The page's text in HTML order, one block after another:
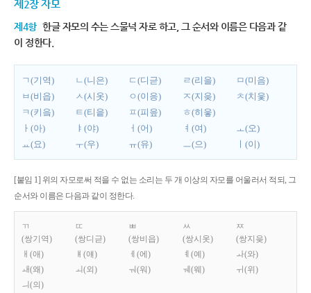
제2장 자모
제4항 한글 자모의 수는 스물넉 자로 하고, 그 순서와 이름은 다음과 같
이 정한다.
ㄱ(기역) ㄴ(니은) ㄷ(디귿) ㄹ(리을)
ㅁ(미음)
ㅂ(비읍)
ㅅ(시옷) ㅇ(이응) ㅈ(지읒)
ㅊ(치읓)
ㅋ(키읔)
ㅌ(티읕) ㅍ(피읖)
ㅎ(히읗)
ㅏ(아)
ㅑ(야) ㅓ(어) ㅕ(여)
ㅗ(오)
ㅛ(요)
ㅜ(우) ㅠ(유) ㅡ(으) ㅣ(이)
[붙임 1] 위의 자모로써 적을 수 없는 소리는 두 개 이상의 자모를 어울러서 적되, 그
순서와 이름은 다음과 같이 정한다.
ㄲ
(쌍기역)
ㄸ
(쌍디귿)
ㅃ
(쌍비읍)
ㅆ
(쌍시옷)
ㅉ
(쌍지읒)
ㅐ(애)
ㅒ(얘) ㅔ(에) ㅖ(예)
ㅘ(와)
ㅙ(왜)
ㅚ(외) ㅝ(워) ㅞ(웨)
ㅟ(위)
ㅢ(의)